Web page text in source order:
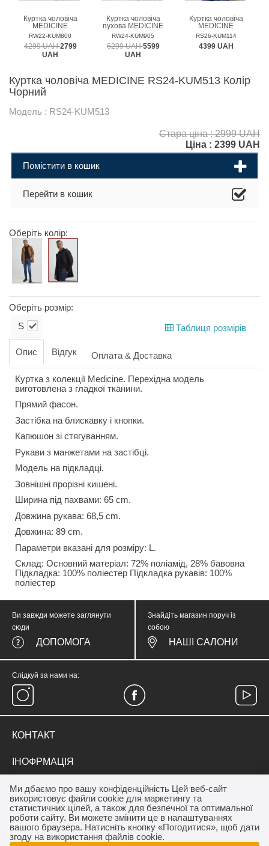
Куртка чоловіча
MEDICINE
RW22-KUM800
4299 UAH2799
UAH
Куртка чоловіча
пухова MEDICINE
RW24-KUM905
6299 UAH5599
UAH
Куртка чоловіча
MEDICINE
RS26-KUM114
4399 UAH
Куртка чоловіча MEDICINE RS24-KUM513 Колір
Чорний
Модель : RS24-KUM513
Стара ціна : 2999 UAH
Ціна : 2399 UAH
Помістити в кошик
Перейти в кошик
Оберіть колір:
Оберіть розмір:
S Таблиця розмірів
Опис Відгук Оплата & Доставка
Куртка з колекції Medicine. Перехідна модель
виготовлена з гладкої тканини.
Прямий фасон.
Застібка на блискавку і кнопки.
Капюшон зі стягуванням.
Рукави з манжетами на застібці.
Модель на підкладці.
Зовнішні прорізні кишені.
Ширина під пахвами: 65 cm.
Довжина рукава: 68,5 cm.
Довжина: 89 cm.
Параметри вказані для розміру: L.
Склад: Основний матеріал: 72% поліамід, 28% бавовна
Підкладка: 100% поліестер Підкладка рукавів: 100%
поліестер
Ми дбаємо про вашу конфіденційність Цей веб-сайт
використовує файли cookie для маркетингу та
статистичних цілей, а також для безпечної та оптимальної
роботи сайту. Ви можете змінити це в налаштуваннях
вашого браузера. Натисніть кнопку «Погодитися», щоб дати
згоду на використання файлів cookie.
Ви завжди можете заглянути
сюди
ДОПОМОГА
Знайдіть магазин поруч із
собою
НАШІ САЛОНИ
Слідкуй за нами на:
КОНТАКТ
medicinewear@gmail.com
ІНОФРМАЦІЯ
Контакт
Франшиза салону MEDICINE
ДЛЯ КЛІЄНТА
Акції
Програма лояльності
Дропшиппінг
ОПЛАТА / ДОСТАВКА
Як купити